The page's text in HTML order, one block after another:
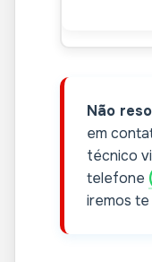
Não
em
técnico
telefone
iremos te